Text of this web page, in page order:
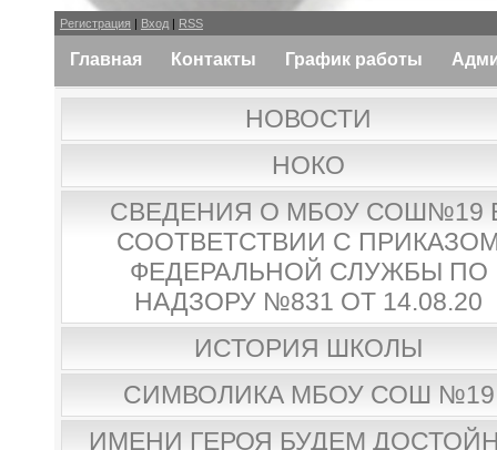
Регистрация | Вход | RSS
Главная Контакты График работы
НОВОСТИ
НОКО
СВЕДЕНИЯ О МБОУ СОШ№19
СООТВЕТСТВИИ С
ФЕДЕРАЛЬНОЙ СЛУЖБЫ ПО
НАДЗОРУ №831 ОТ 14.08.20
ИСТОРИЯ ШКОЛЫ
СИМВОЛИКА МБОУ СОШ №19
ИМЕНИ ГЕРОЯ БУДЕМ